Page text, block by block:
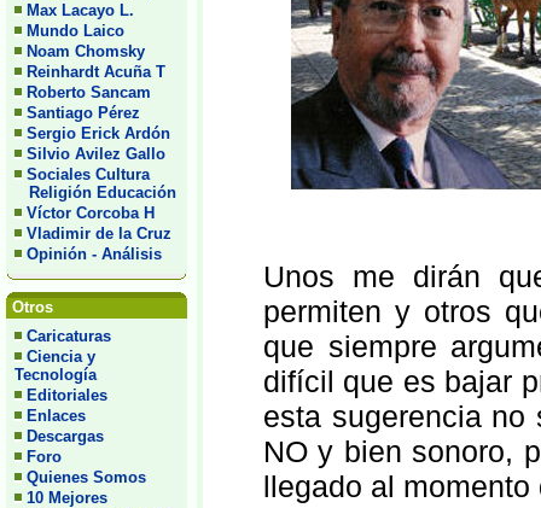
Max Lacayo L.
Mundo Laico
Noam Chomsky
Reinhardt Acuña T
Roberto Sancam
Santiago Pérez
Sergio Erick Ardón
Silvio Avilez Gallo
Sociales Cultura
Religión Educación
Víctor Corcoba H
Vladimir de la Cruz
Opinión - Análisis
Otros
Caricaturas
Ciencia y
Tecnología
Editoriales
Enlaces
Descargas
Foro
Quienes Somos
10 Mejores
Unos me dirán
permiten y otros
que siempre
difícil que es bajar
esta sugerencia
NO y bien sonoro,
llegado al